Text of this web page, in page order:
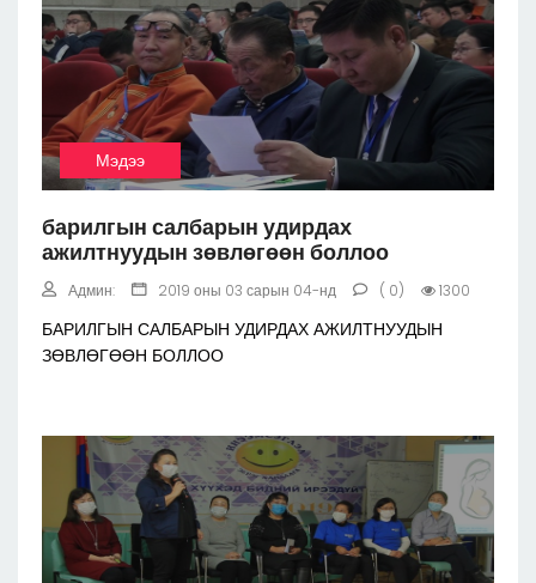
Мэдээ
барилгын салбарын удирдах
ажилтнуудын зөвлөгөөн боллоо
Админ: 2019 оны 03 сарын 04-нд ( 0) 1300
БАРИЛГЫН САЛБАРЫН УДИРДАХ АЖИЛТНУУДЫН
ЗӨВЛӨГӨӨН БОЛЛОО